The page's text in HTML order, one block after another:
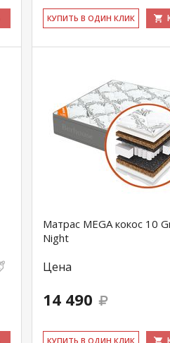
КУ­ПИТЬ В ОДИН КЛИК
Матрас MEGA кокос 10
Night
Цена
14 490
КУ­ПИТЬ В ОДИН КЛИК